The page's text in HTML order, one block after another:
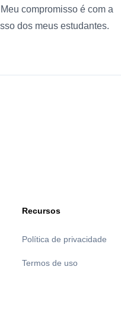
compromisso é com a
dos meus estudantes.
Recursos
Política de privacidade
Termos de uso